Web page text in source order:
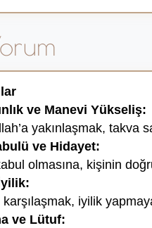
ve Manevi Yükseliş:
yakınlaşmak, takva
ve Hidayet:
olmasına, kişinin
iyilik
ve Lütuf: